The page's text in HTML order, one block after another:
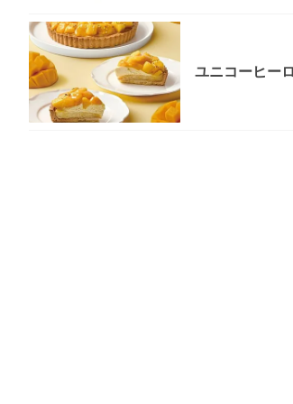
ユニコーヒー